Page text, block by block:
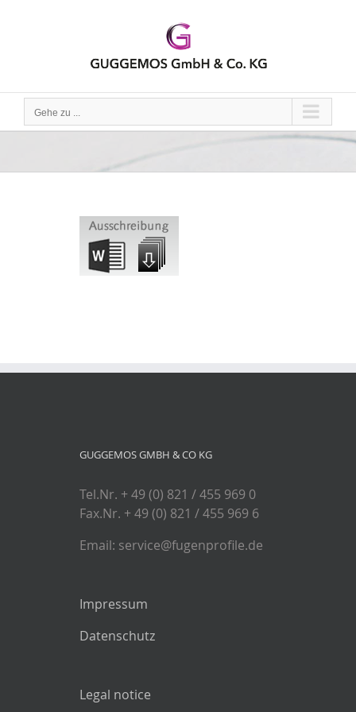
Gehe zu ...
GUGGEMOS GMBH & CO KG
Tel.Nr. + 49 (0) 821 / 455 969 0
Fax.Nr. + 49 (0) 821 / 455 969 6
Email: service@fugenprofile.de
Impressum
Datenschutz
Legal notice